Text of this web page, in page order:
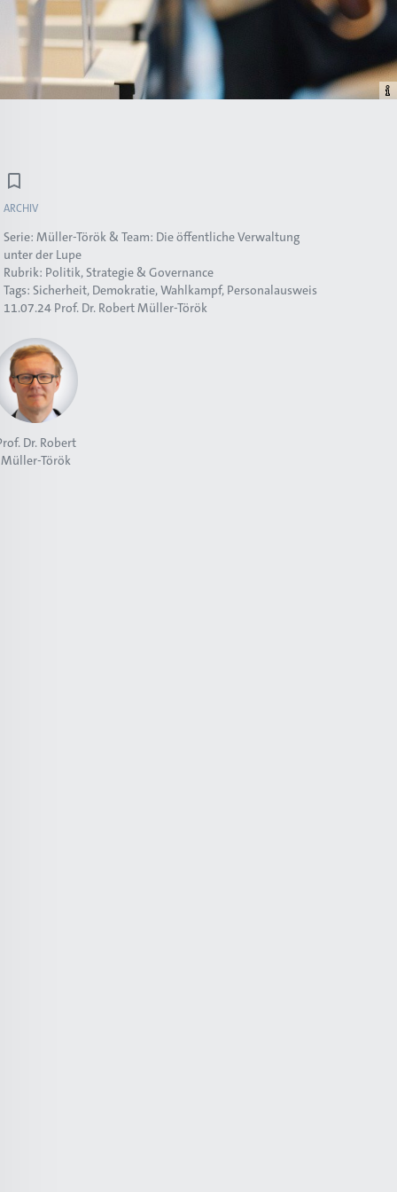
ARCHIV
Serie: Müller-Török & Team: Die öffentliche Verwaltung
unter der Lupe
Rubrik: Politik, Strategie & Governance
Tags: Sicherheit Demokratie Wahlkampf Personalausweis
11.07.24 Prof. Dr. Robert Müller-Török
Dr. Robert
Müller-Török